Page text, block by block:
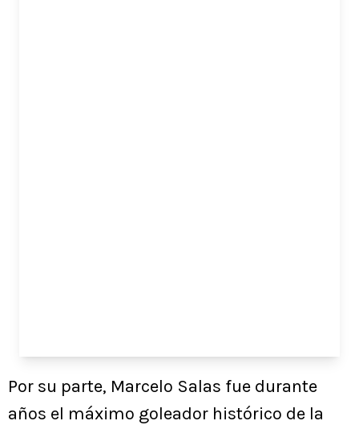
Por su parte, Marcelo Salas fue durante
años el máximo goleador histórico de la